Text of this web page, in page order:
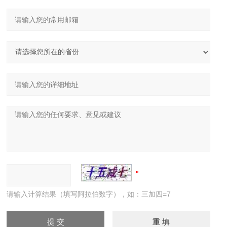
请输入计算结果（填写阿拉伯数字），如：三加四=7